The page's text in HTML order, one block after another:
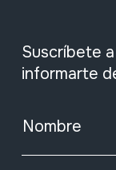
Suscríbete
informarte
Nombre